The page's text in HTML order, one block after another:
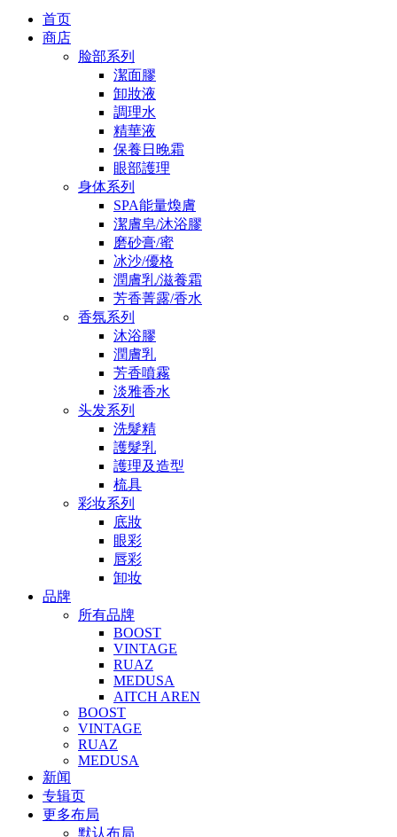
首页
商店
脸部系列
潔面膠
卸妝液
調理水
精華液
保養日晚霜
眼部護理
身体系列
SPA能量煥膚
潔膚皂/沐浴膠
磨砂膏/蜜
冰沙/優格
潤膚乳/滋養霜
芳香菁露/香水
香氛系列
沐浴膠
潤膚乳
芳香噴霧
淡雅香水
头发系列
洗髮精
護髮乳
護理及造型
梳具
彩妆系列
底妝
眼彩
唇彩
卸妆
品牌
所有品牌
BOOST
VINTAGE
RUAZ
MEDUSA
AITCH AREN
BOOST
VINTAGE
RUAZ
MEDUSA
新闻
专辑页
更多布局
默认布局